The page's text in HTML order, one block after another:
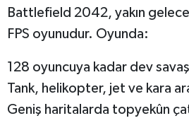
Battlefield 2042, yakın
FPS oyunudur. Oyunda:
128 oyuncuya kadar dev
Tank, helikopter, jet ve kara
Geniş haritalarda topyekûn